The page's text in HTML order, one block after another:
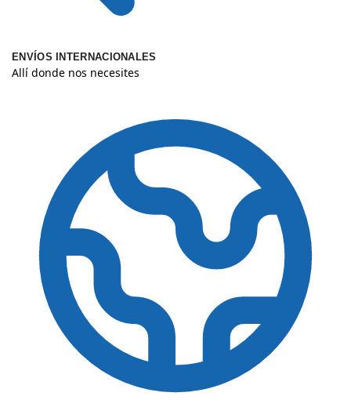
ENVÍOS INTERNACIONALES
Allí donde nos necesites